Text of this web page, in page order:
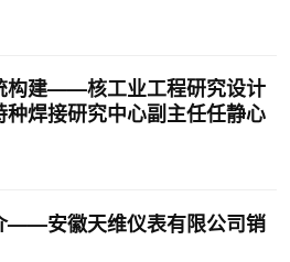
构建——核工业工程研究设计
焊接研究中心副主任任静心
——安徽天维仪表有限公司销